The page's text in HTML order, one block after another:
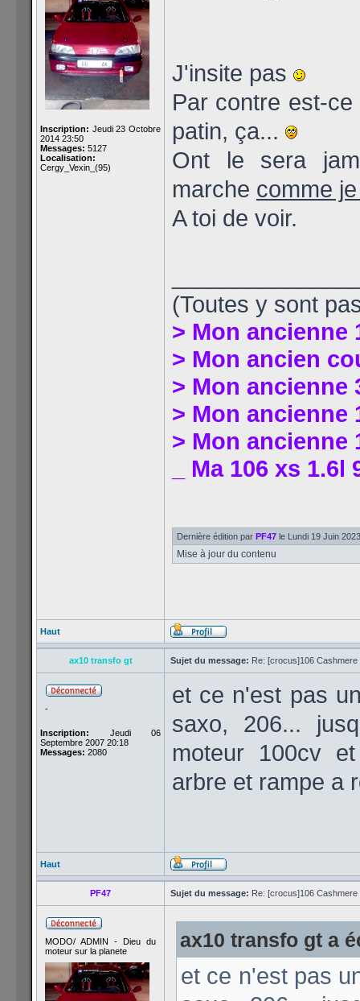
Inscription: Jeudi 23 Octobre
2014 23:50
Messages: 5127
Localisation:
Cergy_Vexin_(95)
J'insite pas
Par contre est-
patin, ça...
Ont le sera
marche comme
A toi de voir.
(Toutes y sont
> Mon ancienne
> Mon ancien
> Mon ancienne
> Mon ancienne
> Mon ancienne
_ Ma 106 xs 1.6l
Dernière édition par PF47 le Lundi 19 Juin
Mise à jour du contenu
Haut
ax10 transfo gt Sujet du message: Re: [crocus]106
-
Inscription: Jeudi 06
Septembre 2007 20:18
Messages: 2080
et ce n'est pas
saxo, 206...
moteur 100cv
arbre et rampe a
Haut
PF47 Sujet du message: Re: [crocus]106
MODO/ ADMIN - Dieu du
moteur sur la planete
ax10 transfo gt a
et ce n'est pas